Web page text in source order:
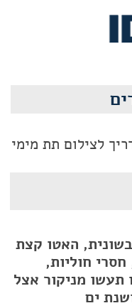
לצילום תת מימי
האטו קצת
חוליות,
תעשו מניקור אצל
ים